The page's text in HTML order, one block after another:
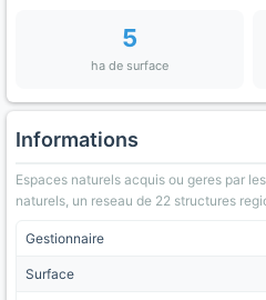
5
ha de surface
Informations
Espaces naturels acquis ou geres par
naturels, un reseau de 22 structures
Gestionnaire
Surface